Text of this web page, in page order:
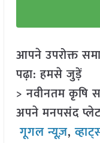
आपने उपरोक्त
पढ़ा: हमसे जुड़ें
> नवीनतम कृषि
अपने मनपसंद
गूगल न्यूज़,